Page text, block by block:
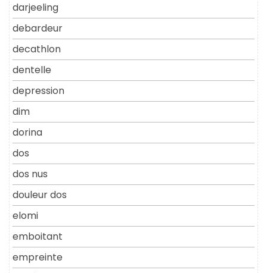
darjeeling
debardeur
decathlon
dentelle
depression
dim
dorina
dos
dos nus
douleur dos
elomi
emboitant
empreinte